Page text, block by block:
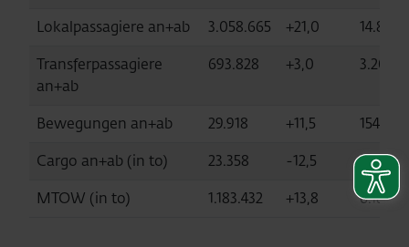
Lokalpassagiere an+ab 3.058.665 +21,0
Transferpassagiere
an+ab
693.828 +3,0
Bewegungen an+ab 29.918 +11,5
154.474
Cargo an+ab (in to)
23.358 -12,5
143.883
MTOW (in to)
1.183.432 +13,8